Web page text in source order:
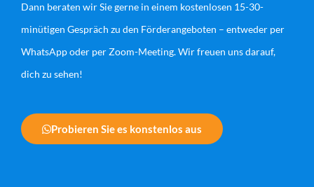
Dann beraten wir Sie gerne in einem kostenlosen 15-30-
minütigen Gespräch zu den Förderangeboten – entweder per
WhatsApp oder per Zoom-Meeting. Wir freuen uns darauf,
dich zu sehen!
Probieren Sie es konstenlos aus